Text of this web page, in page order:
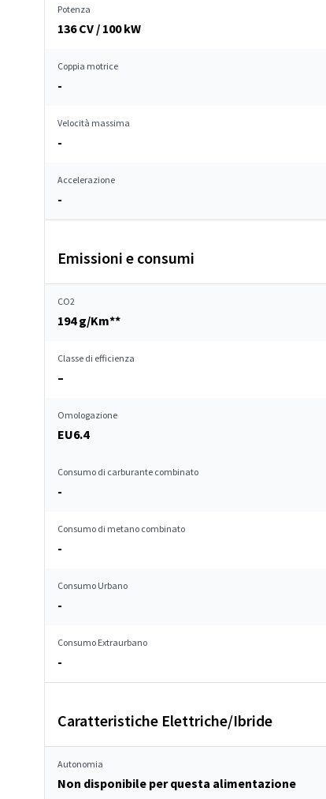
Potenza
136 CV / 100 kW
Coppia motrice
-
Velocità massima
-
Accelerazione
-
Emissioni e consumi
CO2
194 g/Km**
Classe di efficienza
–
Omologazione
EU6.4
Consumo di carburante combinato
-
Consumo di metano combinato
-
Consumo Urbano
-
Consumo Extraurbano
-
Caratteristiche Elettriche/Ibride
Autonomia
Non disponibile per questa alimentazione